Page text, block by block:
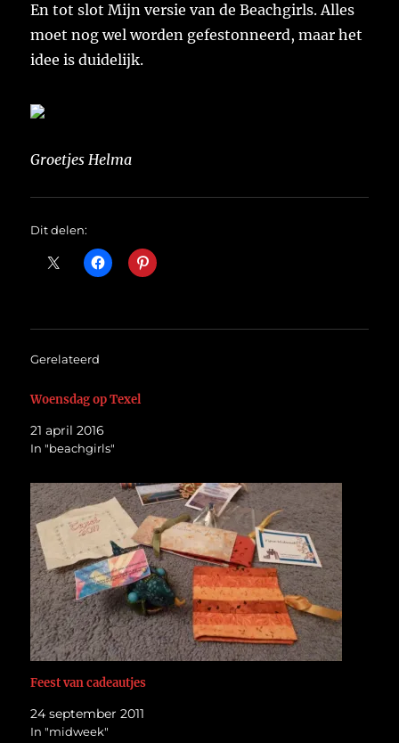
En tot slot Mijn versie van de Beachgirls. Alles
moet nog wel worden gefestonneerd, maar het
idee is duidelijk.
Groetjes Helma
Dit delen:
Gerelateerd
Woensdag op Texel
21 april 2016
In "beachgirls"
Feest van cadeautjes
24 september 2011
In "midweek"